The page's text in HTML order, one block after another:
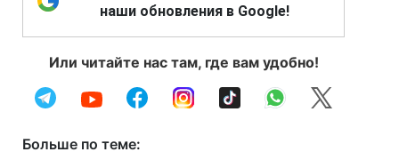
наши обновления в Google!
Или читайте нас там, где вам удобно!
Больше по теме: